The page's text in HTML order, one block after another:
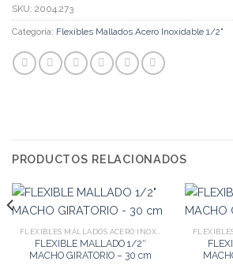
SKU: 2004.273
Categoría: Flexibles Mallados Acero Inoxidable 1/2"
PRODUCTOS RELACIONADOS
FLEXIBLE MALLADO 1/2″
MACHO GIRATORIO – 30 cm